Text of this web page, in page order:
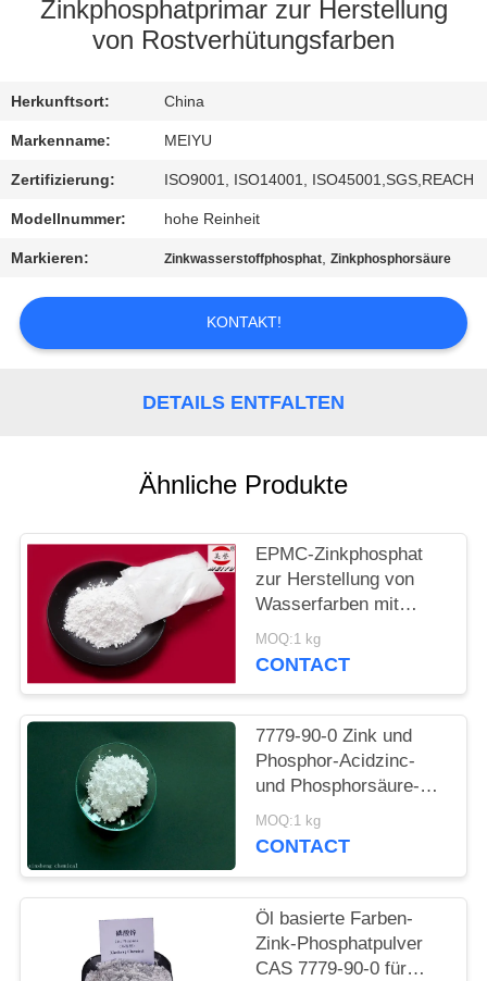
QUALITÄTSKONTROLLE
KONTAKT
MIT
UNS
BITTE
EIN
ANGEBOT
POLICY
Zinkphosphatprimar zur Herstellung
von Rostverhütungsfarben
Herkunftsort: China
Markenname: MEIYU
Zertifizierung: ISO9001, ISO14001, ISO45001,SGS,REACH
Modellnummer: hohe Reinheit
Markieren: Zinkwasserstoffphosphat,Zinkphosphorsäure
KONTAKT!
DETAILS ENTFALTEN
Ähnliche Produkte
EPMC-Zinkphosphat
zur Herstellung von
Wasserfarben mit
niedrigem
Schwermetallgehalt an
MOQ:1 kg
CONTACT
7779-90-0 Zink und
Phosphor-Acidzinc-
und Phosphorsäure-
ätzende Antifarbe für
Stahl
MOQ:1 kg
CONTACT
Öl basierte Farben-
Zink-Phosphatpulver
CAS 7779-90-0 für